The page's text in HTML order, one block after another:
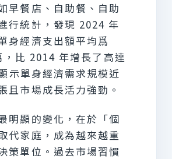
早餐店、自助餐、自助
行統計，發現 2024 年
身經濟支出額平均爲
比 2014 年增長了高達
示單身經濟需求規模近
且市場成長活力強勁。
明顯的變化，在於「個
代家庭，成為越來越重
策單位。過去市場習慣